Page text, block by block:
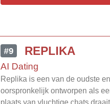
#9 REPLIKA
AI Dating
Replika is een van de oudste
oorspronkelijk ontworpen als
plaats van vluchtige chats